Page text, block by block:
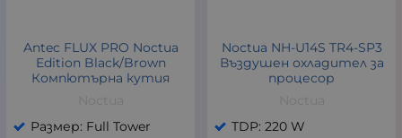
Antec FLUX PRO Noctua
Edition Black/Brown
Компютърна кутия
Размер: Full Tower
Noctua NH-U14S TR4-SP3
Въздушен охладител за
процесор
TDP: 220 W